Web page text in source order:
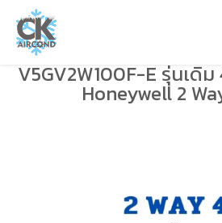
V5GV2W100F-E รุ่นเดิม
Honeywell 2